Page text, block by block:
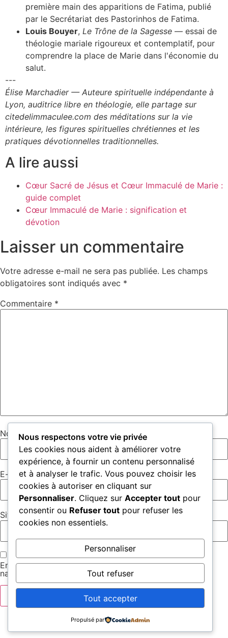
première main des apparitions de Fatima, publié
par le Secrétariat des Pastorinhos de Fatima.
Louis Bouyer, Le Trône de la Sagesse — essai de
théologie mariale rigoureux et contemplatif, pour
comprendre la place de Marie dans l'économie du
salut.
---
Élise Marchadier — Auteure spirituelle indépendante à
Lyon, auditrice libre en théologie, elle partage sur
citedelimmaculee.com des méditations sur la vie
intérieure, les figures spirituelles chrétiennes et les
pratiques dévotionnelles traditionnelles.
A lire aussi
Cœur Sacré de Jésus et Cœur Immaculé de Marie :
guide complet
Cœur Immaculé de Marie : signification et
dévotion
Laisser un commentaire
Votre adresse e-mail ne sera pas publiée. Les champs
obligatoires sont indiqués avec *
Commentaire *
Nom*
E-mail *
Site web
Enregistrer mon nom, mon e-mail et mon site dans le
navigateur pour mon prochain commentaire.
Nous respectons votre vie privée
Les cookies nous aident à améliorer votre
expérience, à fournir un contenu personnalisé
et à analyser le trafic. Vous pouvez choisir les
cookies à autoriser en cliquant sur
Personnaliser. Cliquez sur Accepter tout pour
consentir ou Refuser tout pour refuser les
cookies non essentiels.
Personnaliser
Tout refuser
Tout accepter
Propulsé par